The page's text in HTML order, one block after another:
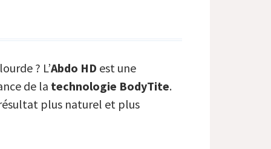
? L’Abdo HD est une
de la technologie BodyTite.
plus naturel et plus